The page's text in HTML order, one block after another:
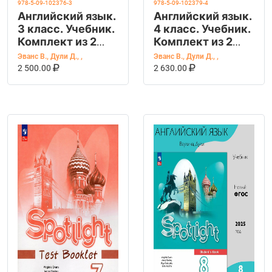
978-5-09-102376-3
Английский язык.
3 класс. Учебник.
Комплект из 2
частей
Эванс В., Дули Д., ,
2 500.00
В КОРЗИНУ
978-5-09-102379-4
Английский язык.
4 класс. Учебник.
Комплект из 2
частей
Эванс В., Дули Д., ,
2 630.00
В КОРЗИНУ